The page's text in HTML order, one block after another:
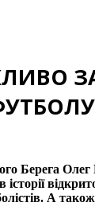
Берега Олег
А